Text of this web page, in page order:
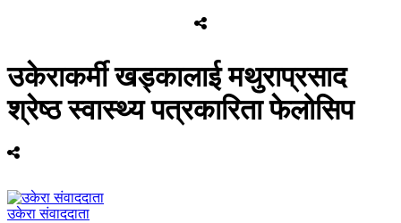
उकेराकर्मी खड्कालाई मथुराप्रसाद
श्रेष्ठ स्वास्थ्य पत्रकारिता फेलोसिप
उकेरा संवाददाता